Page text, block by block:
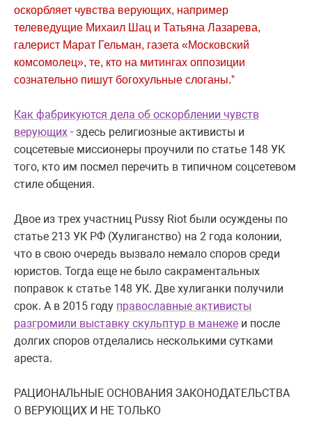
оскорбляет чувства верующих, например
телеведущие Михаил Шац и Татьяна Лазарева,
галерист Марат Гельман, газета «Московский
комсомолец», те, кто на митингах оппозиции
сознательно пишут богохульные слоганы."
Как фабрикуются дела об оскорблении чувств
верующих - здесь религиозные активисты и
соцсетевые миссионеры проучили по статье 148 УК
того, кто им посмел перечить в типичном соцсетевом
стиле общения.
Двое из трех участниц Pussy Riot были осуждены по
статье 213 УК РФ (Хулиганство) на 2 года колонии,
что в свою очередь вызвало немало споров среди
юристов. Тогда еще не было сакраментальных
поправок к статье 148 УК. Две хулиганки получили
срок. А в 2015 году православные активисты
разгромили выставку скульптур в манеже и после
долгих споров отделались несколькими сутками
ареста.
РАЦИОНАЛЬНЫЕ ОСНОВАНИЯ ЗАКОНОДАТЕЛЬСТВА
О ВЕРУЮЩИХ И НЕ ТОЛЬКО